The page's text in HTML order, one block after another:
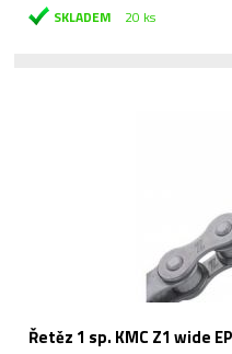
SKLADEM 20 ks
Řetěz 1 sp. KMC Z1